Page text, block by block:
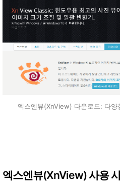
엑스엔뷰(XnView) 다운로드: 다
엑스엔뷰(XnView) 사용